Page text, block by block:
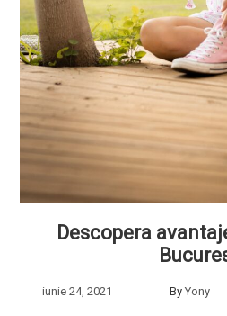
Descopera
iunie 24, 2021 By Yony